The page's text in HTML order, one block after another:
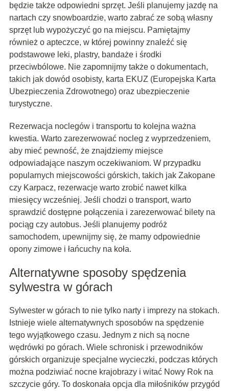
będzie także odpowiedni sprzęt. Jeśli planujemy jazdę na
nartach czy snowboardzie, warto zabrać ze sobą własny
sprzęt lub wypożyczyć go na miejscu. Pamiętajmy
również o apteczce, w której powinny znaleźć się
podstawowe leki, plastry, bandaże i środki
przeciwbólowe. Nie zapomnijmy także o dokumentach,
takich jak dowód osobisty, karta EKUZ (Europejska Karta
Ubezpieczenia Zdrowotnego) oraz ubezpieczenie
turystyczne.
Rezerwacja noclegów i transportu to kolejna ważna
kwestia. Warto zarezerwować nocleg z wyprzedzeniem,
aby mieć pewność, że znajdziemy miejsce
odpowiadające naszym oczekiwaniom. W przypadku
popularnych miejscowości górskich, takich jak Zakopane
czy Karpacz, rezerwacje warto zrobić nawet kilka
miesięcy wcześniej. Jeśli chodzi o transport, warto
sprawdzić dostępne połączenia i zarezerwować bilety na
pociąg czy autobus. Jeśli planujemy podróż
samochodem, upewnijmy się, że mamy odpowiednie
opony zimowe i łańcuchy na koła.
Alternatywne sposoby spędzenia
sylwestra w górach
Sylwester w górach to nie tylko narty i imprezy na stokach.
Istnieje wiele alternatywnych sposobów na spędzenie
tego wyjątkowego czasu. Jednym z nich są nocne
wędrówki po górach. Wiele schronisk i przewodników
górskich organizuje specjalne wycieczki, podczas których
można podziwiać nocne krajobrazy i witać Nowy Rok na
szczycie góry. To doskonała opcja dla miłośników przygód